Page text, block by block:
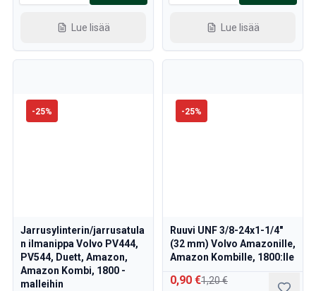
Lue lisää Lue lisää
-25%
Jarrusylinterin/jarrusatula
n ilmanippa Volvo PV444,
PV544, Duett, Amazon,
Amazon Kombi, 1800 -
malleihin
-25%
Ruuvi UNF 3/8-24x1-1/4"
(32 mm) Volvo Amazonille,
Amazon Kombille, 1800:lle
0,90 €1,20 €